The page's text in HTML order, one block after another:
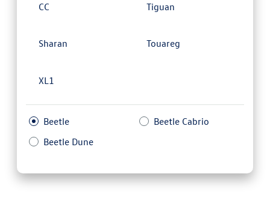
CC Tiguan
Sharan Touareg
XL1
Beetle
Beetle Cabrio
Beetle Dune